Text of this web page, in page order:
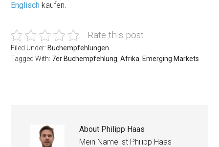
Englisch kaufen.
Rate this post
Filed Under: Buchempfehlungen
Tagged With: 7er Buchempfehlung ,Afrika Emerging Markets
About Philipp Haas
Mein Name ist Philipp Haas